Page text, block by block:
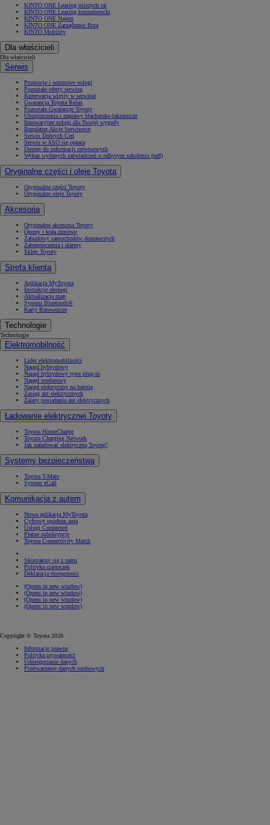
KINTO ONE Leasing niższych rat
KINTO ONE Leasing konsumencki
KINTO ONE Najem
KINTO ONE Zarządzanie flotą
KINTO Mobility
Dla właścicieli
Dla właścicieli
Serwis
Promocje i sezonowe usługi
Pozostałe oferty serwisu
Rezerwacja wizyty w serwisie
Gwarancja Toyota Relax
Pozostałe Gwarancje Toyoty
Ubezpieczenia i naprawy blacharsko-lakiernicze
Innowacyjne usługi dla Twojej wygody
Bezpłatne Akcje Serwisowe
Serwis Dobrych Cen
Serwis w ASO się opłaca
Dostęp do informacji serwisowych
Wykaz wydanych zaświadczeń o odbytym szkoleniu (pdf)
Oryginalne części i oleje Toyota
Oryginalne części Toyoty
Oryginalne oleje Toyoty
Akcesoria
Oryginalne akcesoria Toyoty
Opony i koła zimowe
Zabudowy samochodów dostawczych
Zabezpieczenia i alarmy
Sklep Toyoty
Strefa klienta
Aplikacja MyToyota
Instrukcje obsługi
Aktualizacja map
System Bluetooth®
Karty Ratownicze
Technologie
Technologie
Elektromobilność
Lider elektromobilności
Napęd hybrydowy
Napęd hybrydowy typu plug-in
Napęd wodorowy
Napęd elektryczny na baterię
Zasięg aut elektrycznych
Zalety posiadania aut elektrycznych
Ładowanie elektrycznej Toyoty
Toyota HomeCharge
Toyota Charging Network
Jak naładować elektryczną Toyotę?
Systemy bezpieczeństwa
Toyota T-Mate
System eCall
Komunikacja z autem
Nowa aplikacja MyToyota
Cyfrowy opiekun auta
Usługi Connected
Płatne subskrypcje
Toyota Connectivity Match
Skontaktuj się z nami
Polityka ciasteczek
Deklaracja dostępności
(Opens in new window)
(Opens in new window)
(Opens in new window)
(Opens in new window)
Copyright © Toyota 2026
Informacje prawne
Polityka prywatności
Udostępnianie danych
Przetwarzanie danych osobowych